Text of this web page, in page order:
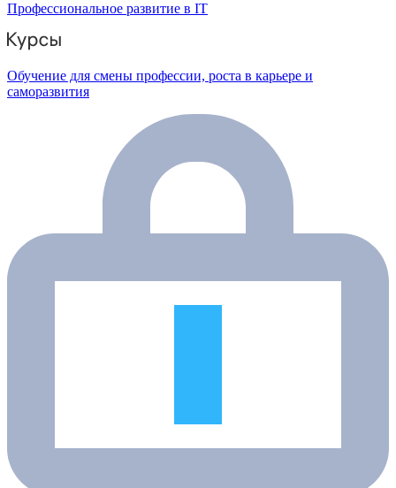
Профессиональное развитие в IT
Обучение для смены профессии, роста в карьере и
саморазвития